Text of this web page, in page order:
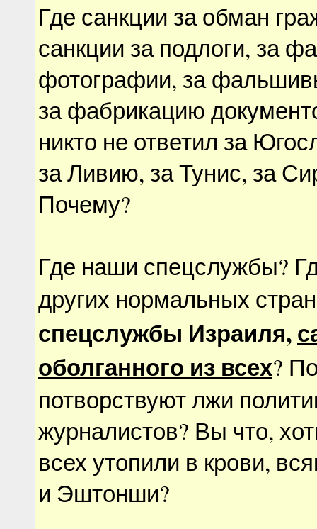
Где санкции за обман
санкции за подлоги, за
фотографии, за
за фабрикацию
никто не ответил за
за Ливию, за Тунис, за
Почему?
Где наши спецслужбы?
других нормальных
спецслужбы Израиля,
оболганного из всех?
потворствуют лжи
журналистов? Вы что,
всех утопили в крови,
и Эштонши?